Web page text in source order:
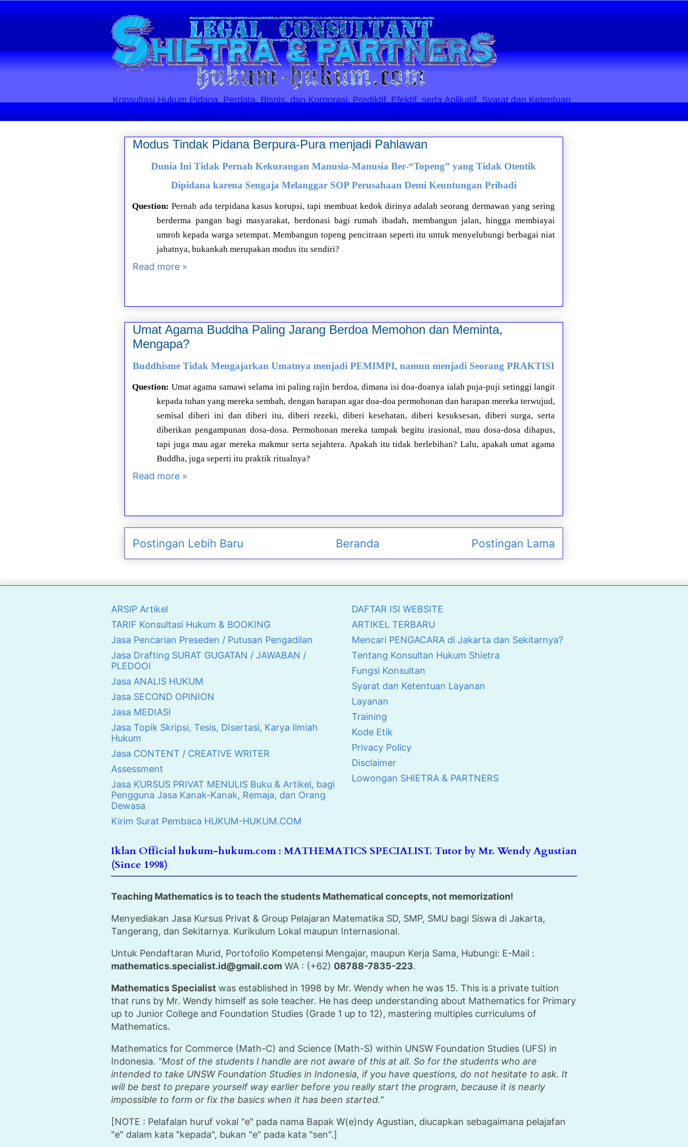
Konsultasi Hukum Pidana, Perdata, Bisnis, dan Korporasi. Prediktif, Efektif, serta Aplikatif. Syarat dan Ketentuan
Layanan Berlaku
Modus Tindak Pidana Berpura-Pura menjadi Pahlawan
Dunia Ini Tidak Pernah Kekurangan Manusia-Manusia Ber-“Topeng” yang Tidak Otentik
Dipidana karena Sengaja Melanggar SOP Perusahaan Demi Keuntungan Pribadi
Question: Pernah ada terpidana kasus korupsi, tapi membuat kedok dirinya adalah seorang dermawan yang sering
berderma pangan bagi masyarakat, berdonasi bagi rumah ibadah, membangun jalan, hingga membiayai
umroh kepada warga setempat. Membangun topeng pencitraan seperti itu untuk menyelubungi berbagai niat
jahatnya, bukankah merupakan modus itu sendiri?
Read more »
Umat Agama Buddha Paling Jarang Berdoa Memohon dan Meminta,
Mengapa?
Buddhisme Tidak Mengajarkan Umatnya menjadi PEMIMPI, namun menjadi Seorang PRAKTISI
Question: Umat agama samawi selama ini paling rajin berdoa, dimana isi doa-doanya ialah puja-puji setinggi langit
kepada tuhan yang mereka sembah, dengan harapan agar doa-doa permohonan dan harapan mereka terwujud,
semisal diberi ini dan diberi itu, diberi rezeki, diberi kesehatan, diberi kesuksesan, diberi surga, serta
diberikan pengampunan dosa-dosa. Permohonan mereka tampak begitu irasional, mau dosa-dosa dihapus,
tapi juga mau agar mereka makmur serta sejahtera. Apakah itu tidak berlebihan? Lalu, apakah umat agama
Buddha, juga seperti itu praktik ritualnya?
Read more »
Postingan Lebih Baru Postingan Lama
Beranda
ARSIP Artikel
TARIF Konsultasi Hukum & BOOKING
Jasa Pencarian Preseden / Putusan Pengadilan
Jasa Drafting SURAT GUGATAN / JAWABAN /
PLEDOOI
Jasa ANALIS HUKUM
Jasa SECOND OPINION
Jasa MEDIASI
Jasa Topik Skripsi, Tesis, DIsertasi, Karya Ilmiah
Hukum
Jasa CONTENT / CREATIVE WRITER
Assessment
Jasa KURSUS PRIVAT MENULIS Buku & Artikel, bagi
Pengguna Jasa Kanak-Kanak, Remaja, dan Orang
Dewasa
Kirim Surat Pembaca HUKUM-HUKUM.COM
DAFTAR ISI WEBSITE
ARTIKEL TERBARU
Mencari PENGACARA di Jakarta dan Sekitarnya?
Tentang Konsultan Hukum Shietra
Fungsi Konsultan
Syarat dan Ketentuan Layanan
Layanan
Training
Kode Etik
Privacy Policy
Disclaimer
Lowongan SHIETRA & PARTNERS
Iklan Official hukum-hukum.com : MATHEMATICS SPECIALIST. Tutor by Mr. Wendy Agustian
(Since 1998)
Teaching Mathematics is to teach the students Mathematical concepts, not memorization!
Menyediakan Jasa Kursus Privat & Group Pelajaran Matematika SD, SMP, SMU bagi Siswa di Jakarta,
Tangerang, dan Sekitarnya. Kurikulum Lokal maupun Internasional.
Untuk Pendaftaran Murid, Portofolio Kompetensi Mengajar, maupun Kerja Sama, Hubungi: E-Mail :
mathematics.specialist.id@gmail.com WA : (+62) 08788-7835-223.
Mathematics Specialist was established in 1998 by Mr. Wendy when he was 15. This is a private tuition
that runs by Mr. Wendy himself as sole teacher. He has deep understanding about Mathematics for Primary
up to Junior College and Foundation Studies (Grade 1 up to 12), mastering multiples curriculums of
Mathematics.
Mathematics for Commerce (Math-C) and Science (Math-S) within UNSW Foundation Studies (UFS) in
Indonesia. "Most of the students I handle are not aware of this at all. So for the students who are
intended to take UNSW Foundation Studies in Indonesia, if you have questions, do not hesitate to ask. It
will be best to prepare yourself way earlier before you really start the program, because it is nearly
impossible to form or fix the basics when it has been started."
[NOTE : Pelafalan huruf vokal "e" pada nama Bapak W(e)ndy Agustian, diucapkan sebagaimana pelajafan
"e" dalam kata "kepada", bukan "e" pada kata "sen".]